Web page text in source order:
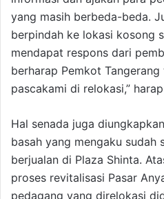
yang masih berbeda-beda.
berpindah ke lokasi kosong
mendapat respons dari
berharap Pemkot
pascakami di relokasi,”
Hal senada juga
basah yang mengaku sudah
berjualan di Plaza Shinta.
proses revitalisasi Pasar
pedagang yang direlokasi